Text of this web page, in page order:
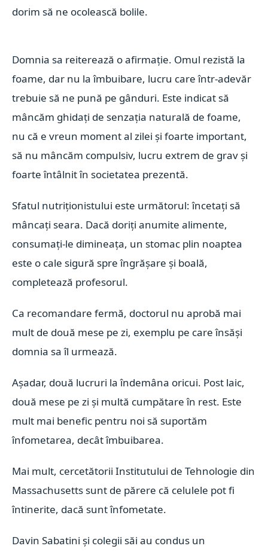
dorim să ne ocolească bolile.
Domnia sa reiterează o afirmație. Omul rezistă la
foame, dar nu la îmbuibare, lucru care într-adevăr
trebuie să ne pună pe gânduri. Este indicat să
mâncăm ghidați de senzația naturală de foame,
nu că e vreun moment al zilei și foarte important,
să nu mâncăm compulsiv, lucru extrem de grav și
foarte întâlnit în societatea prezentă.
Sfatul nutriționistului este următorul: încetați să
mâncați seara. Dacă doriți anumite alimente,
consumați-le dimineața, un stomac plin noaptea
este o cale sigură spre îngrășare și boală,
completează profesorul.
Ca recomandare fermă, doctorul nu aprobă mai
mult de două mese pe zi, exemplu pe care însăși
domnia sa îl urmează.
Așadar, două lucruri la îndemâna oricui. Post laic,
două mese pe zi și multă cumpătare în rest. Este
mult mai benefic pentru noi să suportăm
înfometarea, decât îmbuibarea.
Mai mult, cercetătorii Institutului de Tehnologie din
Massachusetts sunt de părere că celulele pot fi
întinerite, dacă sunt înfometate.
Davin Sabatini și colegii săi au condus un